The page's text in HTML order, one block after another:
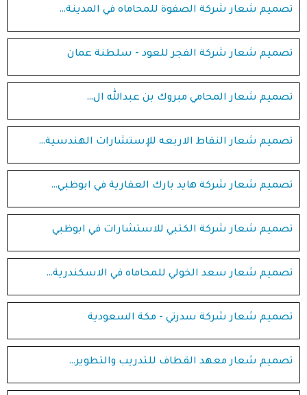
تصميم شعار شركة الصفوة للمحاماه في المدينة…
تصميم شعار شركة الفجر للعود - سلطنة عمان
تصميم شعار المحامي مبروك بن عبدالله ال…
تصميم شعار النقاط الاربعه للإستشارات الهندسية…
تصميم شعار شركة هايد بارك العقارية في ابوظبي…
تصميم شعار شركة الكتبي للاستشارات في ابوظبي
تصميم شعار سعد الخولي للمحاماه في الاسكندرية…
تصميم شعار شركة سدرتي - مكة السعودية
تصميم شعار معهد القطاف للتدريب والتطوير…